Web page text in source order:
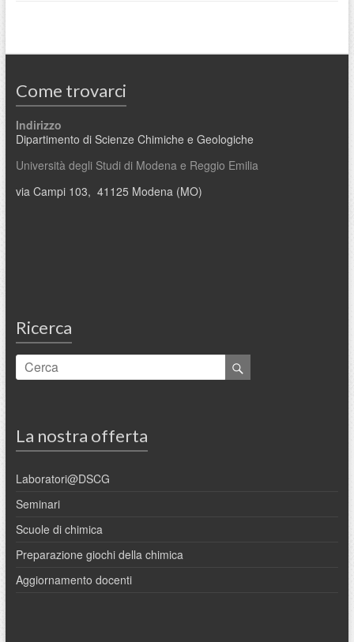
Come trovarci
Indirizzo
Dipartimento di Scienze Chimiche e Geologiche
Università degli Studi di Modena e Reggio Emilia
via Campi 103, 41125 Modena (MO)
Ricerca
La nostra offerta
Laboratori@DSCG
Seminari
Scuole di chimica
Preparazione giochi della chimica
Aggiornamento docenti